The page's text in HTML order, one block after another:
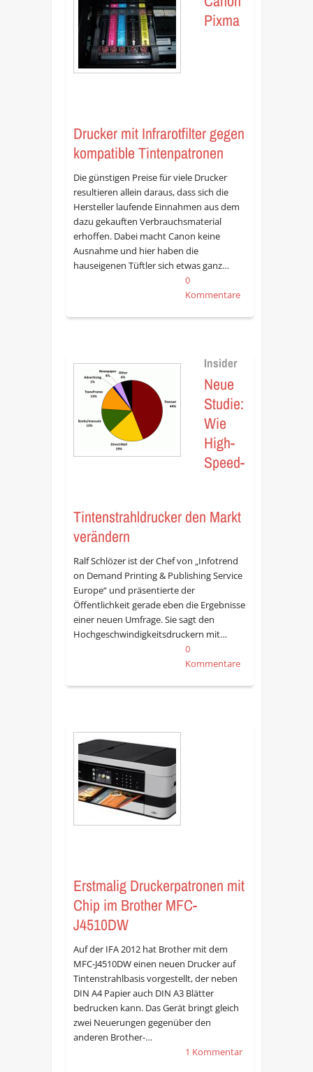
Pixma
Drucker mit Infrarotfilter gegen
kompatible Tintenpatronen
Die günstigen Preise für viele Drucker
resultieren allein daraus, dass sich die
Hersteller laufende Einnahmen aus dem
dazu gekauften Verbrauchsmaterial
erhoffen. Dabei macht Canon keine
Ausnahme und hier haben die
hauseigenen Tüftler sich etwas ganz…
0
Kommentare
Insider
Neue
Studie:
Wie
High-
Speed-
Tintenstrahldrucker den Markt
verändern
Ralf Schlözer ist der Chef von „Infotrend
on Demand Printing & Publishing Service
Europe“ und präsentierte der
Öffentlichkeit gerade eben die Ergebnisse
einer neuen Umfrage. Sie sagt den
Hochgeschwindigkeitsdruckern mit…
0
Kommentare
Erstmalig Druckerpatronen mit
Chip im Brother MFC-
J4510DW
Auf der IFA 2012 hat Brother mit dem
MFC-J4510DW einen neuen Drucker auf
Tintenstrahlbasis vorgestellt, der neben
DIN A4 Papier auch DIN A3 Blätter
bedrucken kann. Das Gerät bringt gleich
zwei Neuerungen gegenüber den
anderen Brother-…
1 Kommentar